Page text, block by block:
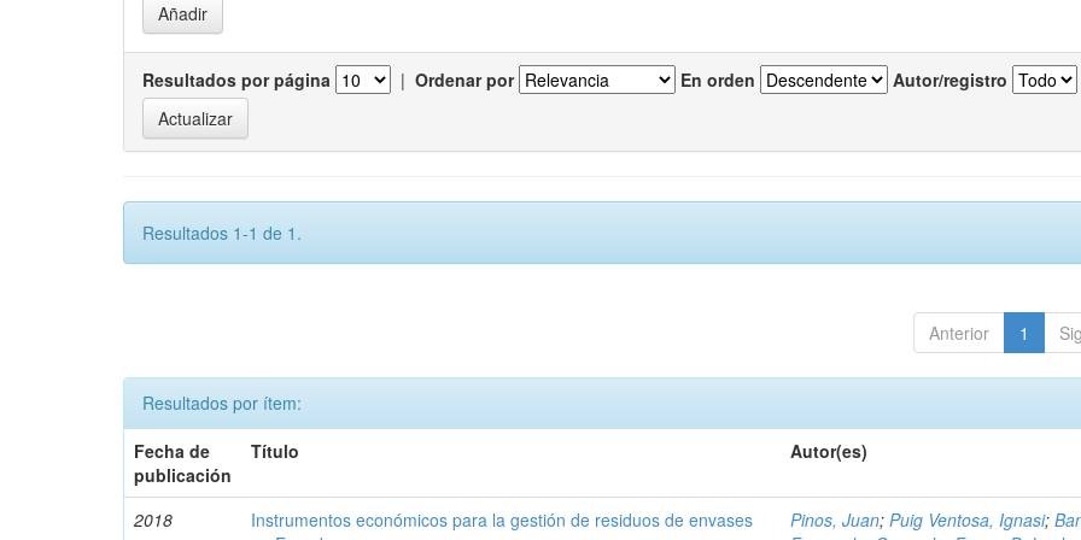
Resultados por página | Ordenar por En orden Autor/registro
Resultados 1-1 de 1.
Anterior 1
Resultados por ítem:
Fecha de
publicación
Título Autor(es)
2018
Instrumentos económicos para la gestión de residuos de envases
Pinos, Juan;Puig Ventosa, Ignasi;